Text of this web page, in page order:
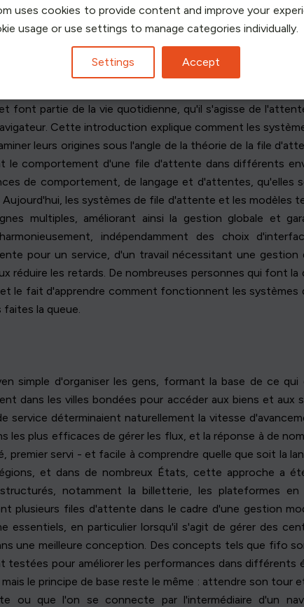
MISE EN FILE D'ATTENTE
font partie de la vie quotidienne, qu'il s'agisse de
Cette introduction explique comment les
leurs origines sous l'angle de la théorie de la file
comportement d'une file d'attente dans différents
de comportement, de langage et d'attentes, qu'elles
Aujourd'hui, les systèmes de file d'attente et les modèles
multiples, améliorant ainsi la gestion globale et
indépendamment des choix
pour un service, d'un travail nécessitant une
réduire les retards. De nombreuses personnes qui font
le fait d'apprendre comment fonctionnent les
la queue.
simple d'organiser les gens, formant la base de ce
dans les villes bondées pour accéder aux biens et aux
service déterminaient naturellement la vitesse
les plus efficaces de gérer les flux, et la réponse à de
premier servi - et facile à comprendre quelle que soit la
et dans de nombreux États, cette approche a
notamment la billetterie, les plateformes
plusieurs files d'attente dans le cadre d'une gestion
essentiels, en particulier lorsqu'il s'agit de gérer des
une meilleure conception. Des concepts tels que fifo
pour améliorer les performances dans différents
le principe de base reste le même : attendre son tour
ou que l'on se connecte par l'intermédiaire d'un
uses cookies to provide content and improve your
usage or use settings to manage categories individually.
Settings Accept